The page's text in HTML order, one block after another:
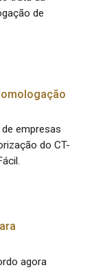
de
empresas
do CT-
agora